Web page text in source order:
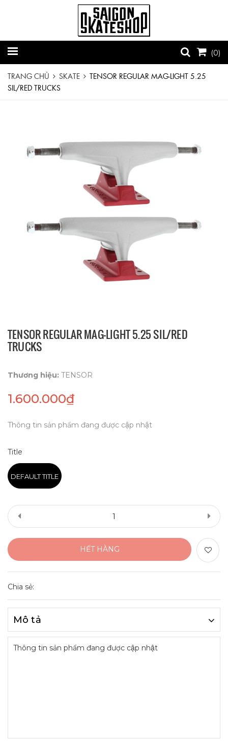
(0)
TRANG CHỦ SKATE
TENSOR REGULAR MAG-LIGHT 5.25
SIL/RED TRUCKS
TENSOR REGULAR MAG-LIGHT 5.25 SIL/RED
TRUCKS
Thương hiệu: TENSOR
1.600.000₫
Thông tin sản phẩm đang được cập nhật
Title
DEFAULT TITLE
HẾT HÀNG
Chia sẻ:
Mô tả
Thông tin sản phẩm đang được cập nhật